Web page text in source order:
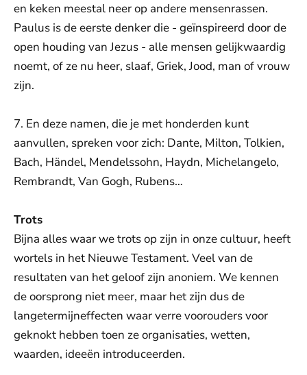
en keken meestal neer op andere mensenrassen.
Paulus is de eerste denker die - geïnspireerd door de
open houding van Jezus - alle mensen gelijkwaardig
noemt, of ze nu heer, slaaf, Griek, Jood, man of vrouw
zijn.
7. En deze namen, die je met honderden kunt
aanvullen, spreken voor zich: Dante, Milton, Tolkien,
Bach, Händel, Mendelssohn, Haydn, Michelangelo,
Rembrandt, Van Gogh, Rubens…
Trots
Bijna alles waar we trots op zijn in onze cultuur, heeft
wortels in het Nieuwe Testament. Veel van de
resultaten van het geloof zijn anoniem. We kennen
de oorsprong niet meer, maar het zijn dus de
langetermijneffecten waar verre voorouders voor
geknokt hebben toen ze organisaties, wetten,
waarden, ideeën introduceerden.